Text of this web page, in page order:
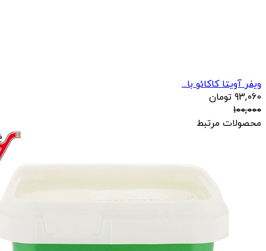
ویفر آویتا کاکائو با...
93,060 تومان
100,000
محصولات مرتبط